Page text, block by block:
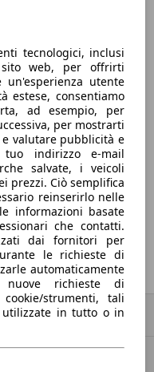
tecnologici, inclusi
web, per offrirti
utente
estese, consentiamo
ad esempio, per
per mostrarti
valutare pubblicità e
tuo indirizzo e-mail
salvate, i veicoli
prezzi. Ciò semplifica
reinserirlo nelle
informazioni basate
che contatti.
dai fornitori per
le richieste di
automaticamente
richieste di
strumenti, tali
utilizzate in tutto o in